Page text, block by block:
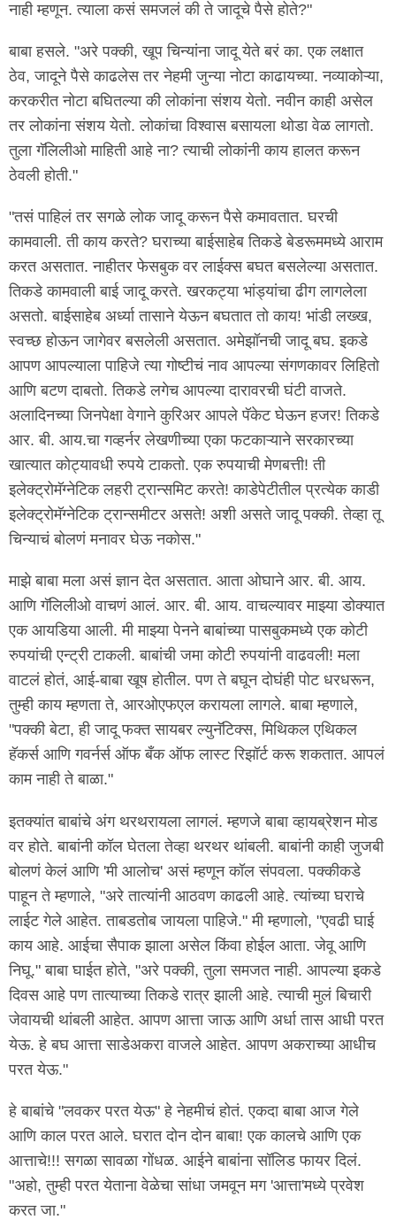
नाही म्हणून. त्याला कसं समजलं की ते जादूचे पैसे होते?"
बाबा हसले. "अरे पक्की, खूप चिन्यांना जादू येते बरं का. एक लक्षात
ठेव, जादूने पैसे काढलेस तर नेहमी जुन्या नोटा काढायच्या. नव्याकोऱ्या,
करकरीत नोटा बघितल्या की लोकांना संशय येतो. नवीन काही असेल
तर लोकांना संशय येतो. लोकांचा विश्वास बसायला थोडा वेळ लागतो.
तुला गॅलिलीओ माहिती आहे ना? त्याची लोकांनी काय हालत करून
ठेवली होती."
"तसं पाहिलं तर सगळे लोक जादू करून पैसे कमावतात. घरची
कामवाली. ती काय करते? घराच्या बाईसाहेब तिकडे बेडरूममध्ये आराम
करत असतात. नाहीतर फेसबुक वर लाईक्स बघत बसलेल्या असतात.
तिकडे कामवाली बाई जादू करते. खरकट्या भांड्यांचा ढीग लागलेला
असतो. बाईसाहेब अर्ध्या तासाने येऊन बघतात तो काय! भांडी लख्ख,
स्वच्छ होऊन जागेवर बसलेली असतात. अमेझॉनची जादू बघ. इकडे
आपण आपल्याला पाहिजे त्या गोष्टीचं नाव आपल्या संगणकावर लिहितो
आणि बटण दाबतो. तिकडे लगेच आपल्या दारावरची घंटी वाजते.
अलादिनच्या जिनपेक्षा वेगाने कुरिअर आपले पॅकेट घेऊन हजर! तिकडे
आर. बी. आय.चा गव्हर्नर लेखणीच्या एका फटकाऱ्याने सरकारच्या
खात्यात कोट्यावधी रुपये टाकतो. एक रुपयाची मेणबत्ती! ती
इलेक्ट्रोमॅग्नेटिक लहरी ट्रान्समिट करते! काडेपेटीतील प्रत्येक काडी
इलेक्ट्रोमॅग्नेटिक ट्रान्समीटर असते! अशी असते जादू पक्की. तेव्हा तू
चिन्याचं बोलणं मनावर घेऊ नकोस."
माझे बाबा मला असं ज्ञान देत असतात. आता ओघाने आर. बी. आय.
आणि गॅलिलीओ वाचणं आलं. आर. बी. आय. वाचल्यावर माझ्या डोक्यात
एक आयडिया आली. मी माझ्या पेनने बाबांच्या पासबुकमध्ये एक कोटी
रुपयांची एन्ट्री टाकली. बाबांची जमा कोटी रुपयांनी वाढवली! मला
वाटलं होतं, आई-बाबा खूष होतील. पण ते बघून दोघंही पोट धरधरून,
तुम्ही काय म्हणता ते, आरओएफएल करायला लागले. बाबा म्हणाले,
"पक्की बेटा, ही जादू फक्त सायबर ल्युनॅटिक्स, मिथिकल एथिकल
हॅकर्स आणि गवर्नर्स ऑफ बँक ऑफ लास्ट रिझॉर्ट करू शकतात. आपलं
काम नाही ते बाळा."
इतक्यांत बाबांचे अंग थरथरायला लागलं. म्हणजे बाबा व्हायब्रेशन मोड
वर होते. बाबांनी कॉल घेतला तेव्हा थरथर थांबली. बाबांनी काही जुजबी
बोलणं केलं आणि 'मी आलोच' असं म्हणून कॉल संपवला. पक्कीकडे
पाहून ते म्हणाले, "अरे तात्यांनी आठवण काढली आहे. त्यांच्या घराचे
लाईट गेले आहेत. ताबडतोब जायला पाहिजे." मी म्हणालो, "एवढी घाई
काय आहे. आईचा सैपाक झाला असेल किंवा होईल आता. जेवू आणि
निघू." बाबा घाईत होते, "अरे पक्की, तुला समजत नाही. आपल्या इकडे
दिवस आहे पण तात्याच्या तिकडे रात्र झाली आहे. त्याची मुलं बिचारी
जेवायची थांबली आहेत. आपण आत्ता जाऊ आणि अर्धा तास आधी परत
येऊ. हे बघ आत्ता साडेअकरा वाजले आहेत. आपण अकराच्या आधीच
परत येऊ."
हे बाबांचे "लवकर परत येऊ" हे नेहमीचं होतं. एकदा बाबा आज गेले
आणि काल परत आले. घरात दोन दोन बाबा! एक कालचे आणि एक
आत्ताचे!!! सगळा सावळा गोंधळ. आईने बाबांना सॉलिड फायर दिलं.
"अहो, तुम्ही परत येताना वेळेचा सांधा जमवून मग 'आत्ता'मध्ये प्रवेश
करत जा."